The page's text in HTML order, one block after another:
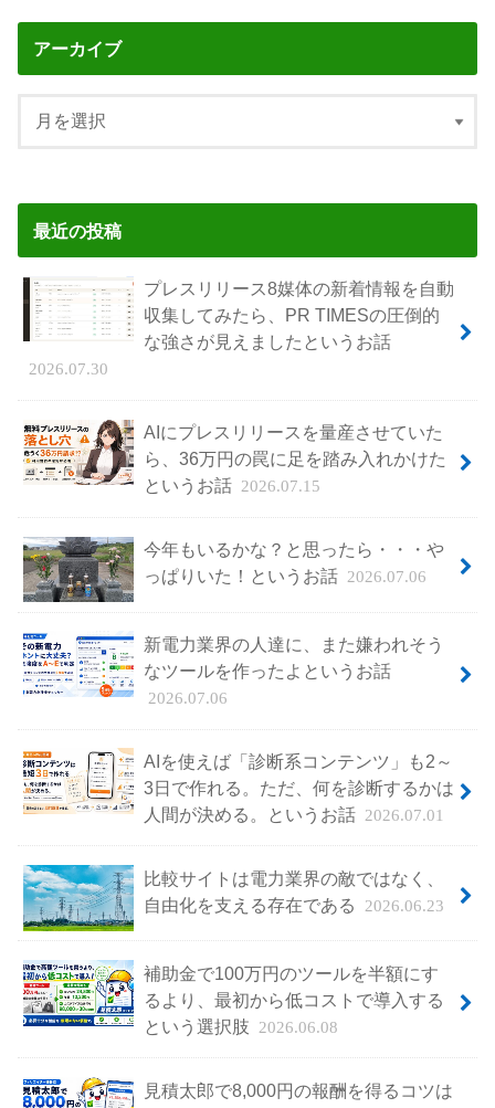
アーカイブ
最近の投稿
プレスリリース8媒体の新着情報を自動
収集してみたら、PR TIMESの圧倒的
な強さが見えましたというお話
2026.07.30
AIにプレスリリースを量産させていた
ら、36万円の罠に足を踏み入れかけた
というお話 2026.07.15
今年もいるかな？と思ったら・・・や
っぱりいた！というお話 2026.07.06
新電力業界の人達に、また嫌われそう
なツールを作ったよというお話
2026.07.06
AIを使えば「診断系コンテンツ」も2～
3日で作れる。ただ、何を診断するかは
人間が決める。というお話 2026.07.01
比較サイトは電力業界の敵ではなく、
自由化を支える存在である
2026.06.23
補助金で100万円のツールを半額にす
るより、最初から低コストで導入する
という選択肢
2026.06.08
見積太郎で8,000円の報酬を得るコツは